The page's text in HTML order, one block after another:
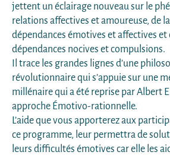
jettent un éclairage nouveau sur le
relations affectives et amoureuse, de
dépendances émotives et affectives et
dépendances nocives et compulsions.
Il trace les grandes lignes d’une
révolutionnaire qui s’appuie sur une
millénaire qui a été reprise par Albert
approche Émotivo-rationnelle.
L’aide que vous apporterez aux
ce programme, leur permettra de
leurs difficultés émotives car elle les